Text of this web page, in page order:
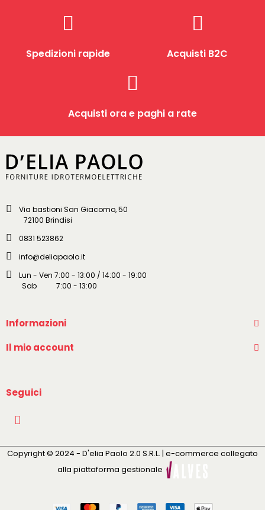
Spedizioni rapide Acquisti B2C
Acquisti ora e paghi a rate
Via bastioni San Giacomo, 50
72100 Brindisi
0831 523862
info@deliapaolo.it
Lun - Ven 7:00 - 13:00 / 14:00 - 19:00
Sab 7:00 - 13:00
Informazioni
Il mio account
Seguici
Copyright © 2024 - D'elia Paolo 2.0 S.R.L. | e-commerce collegato
alla piattaforma gestionale